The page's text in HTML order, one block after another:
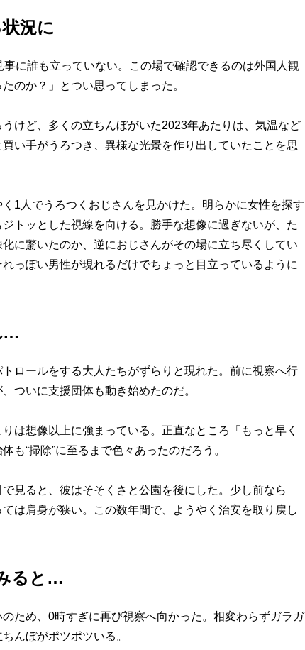
況に
に誰も立っていない。この場で確認できるのは外国人観
のか？」とつい思ってしまった。
けど、多くの立ちんぼがいた2023年あたりは、気温など
い手がうろつき、異様な光景を作り出していたことを思
人でうろつくおじさんを見かけた。明らかに女性を探す
トッとした視線を向ける。勝手な想像に過ぎないが、た
に驚いたのか、逆におじさんがその場に立ち尽くしてい
っぽい男性が現れるだけでちょっと目立っているように
…
ロールをする大人たちがずらりと現れた。前に視察へ行
ついに支援団体も動き始めたのだ。
想像以上に強まっている。正直なところ「もっと早く
も“掃除”に至るまで色々あったのだろう。
ると、彼はそそくさと公園を後にした。少し前なら
は肩身が狭い。この数年間で、ようやく治安を取り戻し
ると…
め、0時すぎに再び視察へ向かった。相変わらずガラガ
んぼがポツポツいる。